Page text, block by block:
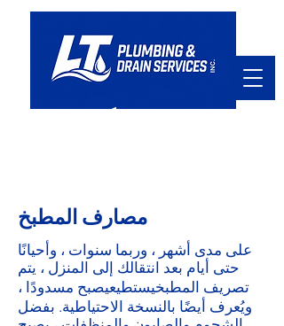
في خدمتكم
مصارف المطبخ
على مدى أشهر ، وربما سنوات ، وأحيانًا
حتى أيام بعد انتقالك إلى المنزل ، يتم
تصريف المطبخيستطيعيصبح مسدودًا ،
ويُعرف أيضًا بالنسخة الاحتياطية. بفضل